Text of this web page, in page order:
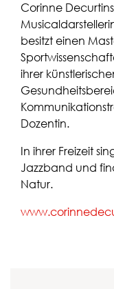
Corinne
besitzt einen
ihrer
Dozentin.
In ihrer Freizeit
Jazzband und
Natur.